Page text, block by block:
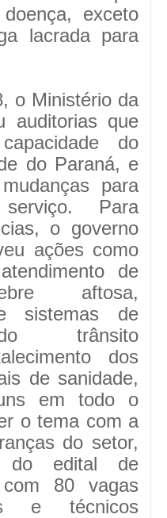
exceto
lacrada para
o Ministério da
auditorias que
do
do Paraná, e
para
Para
o governo
ações como
de
aftosa,
sistemas de
trânsito
dos
de sanidade,
em todo o
o tema com a
do setor,
do edital de
80 vagas
e técnicos